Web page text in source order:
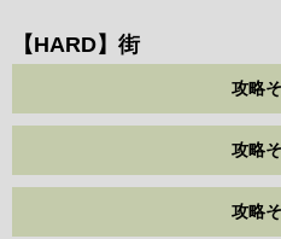
【HARD】街
攻略
攻略
攻略